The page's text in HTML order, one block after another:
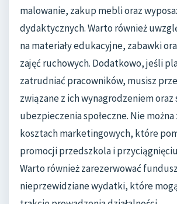
malowanie, zakup mebli oraz
dydaktycznych. Warto również
na materiały edukacyjne, zabawki
zajęć ruchowych. Dodatkowo, jeśli
zatrudniać pracowników, musisz
związane z ich wynagrodzeniem oraz
ubezpieczenia społeczne. Nie
kosztach marketingowych, które
promocji przedszkola i
Warto również zarezerwować
nieprzewidziane wydatki, które